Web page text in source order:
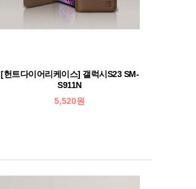
[헌트다이어리케이스] 갤럭시S23 SM-
S911N
5,520원